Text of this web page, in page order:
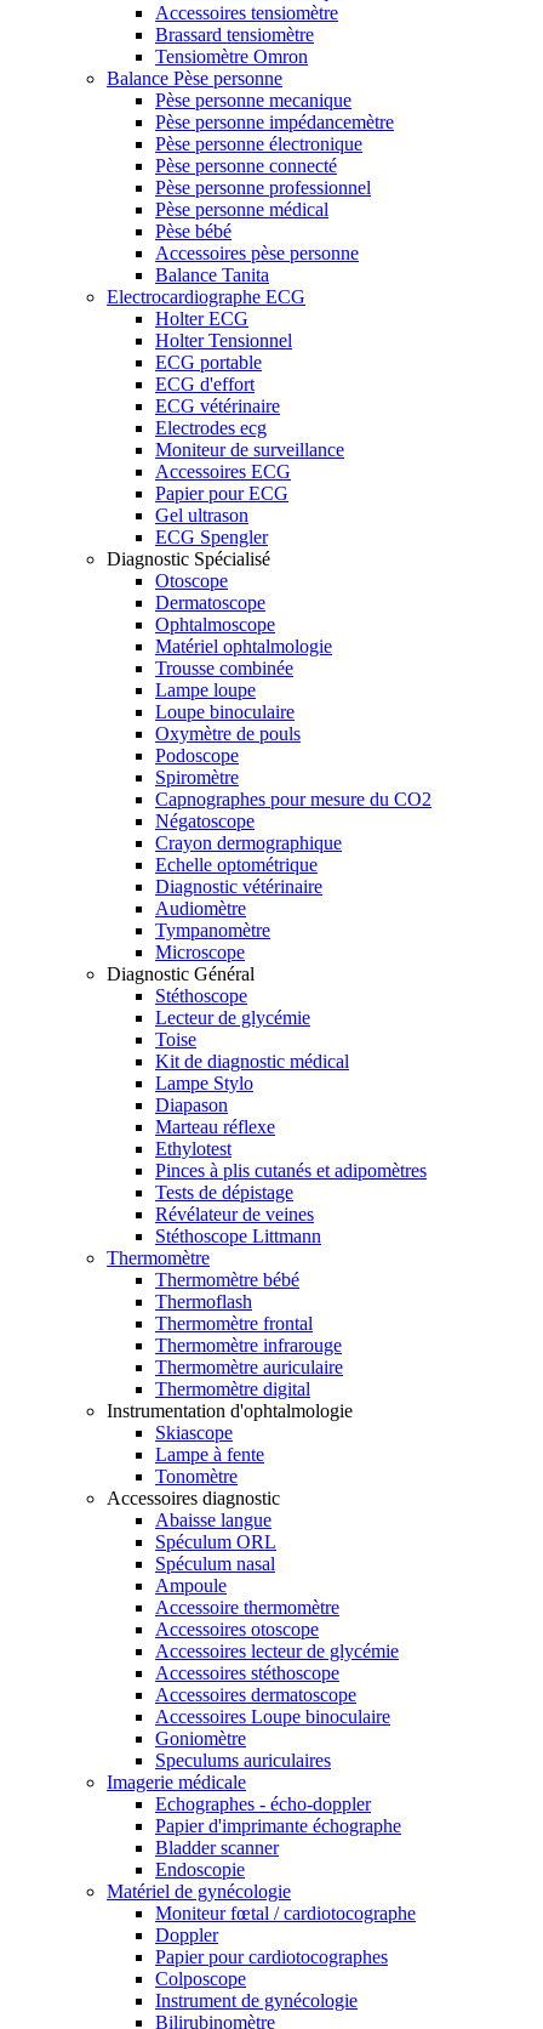
Accessoires tensiomètre
Brassard tensiomètre
Tensiomètre Omron
Balance Pèse personne
Pèse personne mecanique
Pèse personne impédancemètre
Pèse personne électronique
Pèse personne connecté
Pèse personne professionnel
Pèse personne médical
Pèse bébé
Accessoires pèse personne
Balance Tanita
Electrocardiographe ECG
Holter ECG
Holter Tensionnel
ECG portable
ECG d'effort
ECG vétérinaire
Electrodes ecg
Moniteur de surveillance
Accessoires ECG
Papier pour ECG
Gel ultrason
ECG Spengler
Diagnostic Spécialisé
Otoscope
Dermatoscope
Ophtalmoscope
Matériel ophtalmologie
Trousse combinée
Lampe loupe
Loupe binoculaire
Oxymètre de pouls
Podoscope
Spiromètre
Capnographes pour mesure du CO2
Négatoscope
Crayon dermographique
Echelle optométrique
Diagnostic vétérinaire
Audiomètre
Tympanomètre
Microscope
Diagnostic Général
Stéthoscope
Lecteur de glycémie
Toise
Kit de diagnostic médical
Lampe Stylo
Diapason
Marteau réflexe
Ethylotest
Pinces à plis cutanés et adipomètres
Tests de dépistage
Révélateur de veines
Stéthoscope Littmann
Thermomètre
Thermomètre bébé
Thermoflash
Thermomètre frontal
Thermomètre infrarouge
Thermomètre auriculaire
Thermomètre digital
Instrumentation d'ophtalmologie
Skiascope
Lampe à fente
Tonomètre
Accessoires diagnostic
Abaisse langue
Spéculum ORL
Spéculum nasal
Ampoule
Accessoire thermomètre
Accessoires otoscope
Accessoires lecteur de glycémie
Accessoires stéthoscope
Accessoires dermatoscope
Accessoires Loupe binoculaire
Goniomètre
Speculums auriculaires
Imagerie médicale
Echographes - écho-doppler
Papier d'imprimante échographe
Bladder scanner
Endoscopie
Matériel de gynécologie
Moniteur fœtal / cardiotocographe
Doppler
Papier pour cardiotocographes
Colposcope
Instrument de gynécologie
Bilirubinomètre